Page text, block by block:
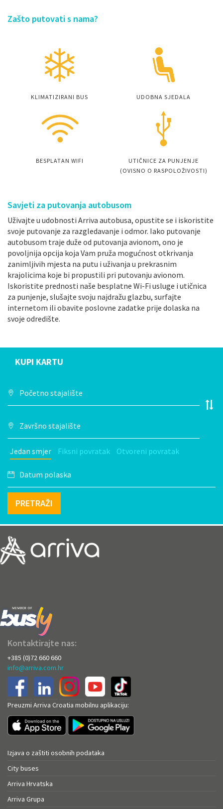
Zašto putovati s nama?
KLIMATIZIRANI BUS UDOBNA SJEDALA
BESPLATAN WIFI
UTIČNICE ZA PUNJENJE
(OVISNO O RASPOLOŽIVOSTI)
Savjeti za putovanja autobusom
Uživajte u udobnosti Arriva autobusa, opustite se i iskoristite
svoje putovanje za razgledavanje i odmor. Iako putovanje
autobusom traje duže od putovanja avionom, ono je
povoljnija opcija koja Vam pruža mogućnost otkrivanja
zanimljivih mjesta na putu i uživanja u prekrasnim
krajolicima koje bi propustili pri putovanju avionom.
Iskoristite prednosti naše besplatne Wi-Fi usluge i utičnica
za punjenje, slušajte svoju najdražu glazbu, surfajte
internetom ili obavite poslovne zadatke prije dolaska na
svoje odredište.
KUPI KARTU
Jedan smjer Fiksni povratak Otvoreni povratak
PRETRAŽI
Kontaktirajte nas:
+385 (0)72 660 660
info@arriva.com.hr
Preuzmi Arriva Croatia mobilnu aplikaciju:
Izjava o zaštiti osobnih podataka
City buses
Arriva Hrvatska
Arriva Grupa